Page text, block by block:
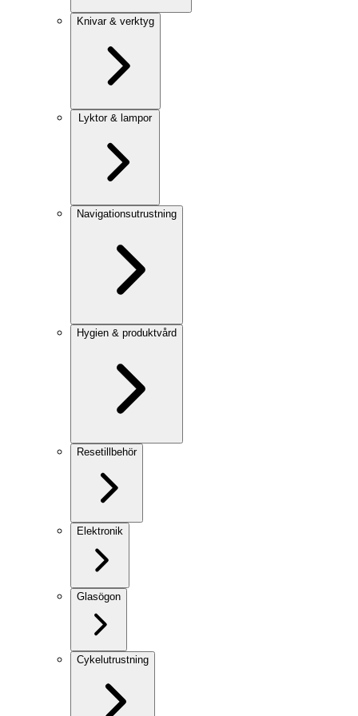
Knivar & verktyg
Lyktor & lampor
Navigationsutrustning
Hygien & produktvård
Resetillbehör
Elektronik
Glasögon
Cykelutrustning